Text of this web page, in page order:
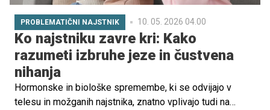
PROBLEMATIČNI NAJSTNIK 10. 05. 2026 04.00
Ko najstniku zavre kri: Kako
razumeti izbruhe jeze in čustvena
nihanja
Hormonske in biološke spremembe, ki se odvijajo v
telesu in možganih najstnika, znatno vplivajo tudi na